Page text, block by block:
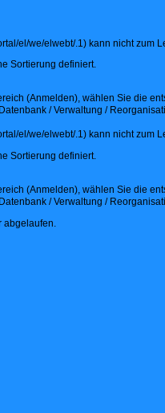
el/we/elwebt/.1) kann nicht zum
Sortierung definiert.
(Anmelden), wählen Sie die
/ Verwaltung /
el/we/elwebt/.1) kann nicht zum
Sortierung definiert.
(Anmelden), wählen Sie die
/ Verwaltung /